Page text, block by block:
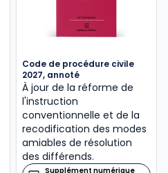
Code de procédure civile
2027, annoté
À jour de la réforme de
l'instruction
conventionnelle et de la
recodification des modes
amiables de résolution
des différends.
Supplément numérique